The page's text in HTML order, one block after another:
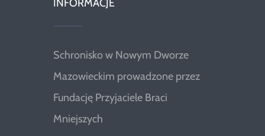
INFORMACJE
Schronisko w Nowym Dworze
Mazowieckim prowadzone przez
Fundację Przyjaciele Braci
Mniejszych